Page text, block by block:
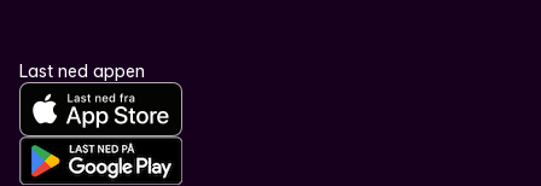
Last ned appen